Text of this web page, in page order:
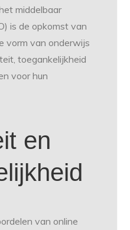
middelbaar
is de opkomst van
vorm van onderwijs
toegankelijkheid
voor hun
en
van online